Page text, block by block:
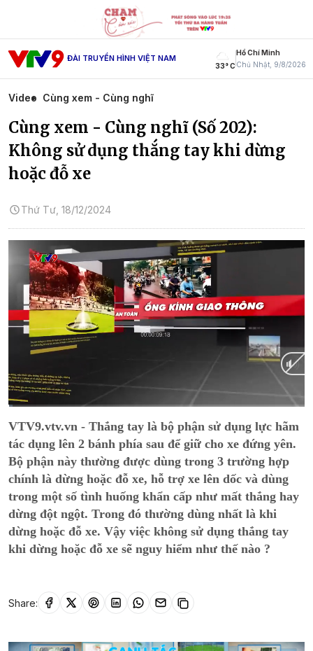
ĐÀI TRUYỀN HÌNH VIỆT NAM
33° C
Hồ Chí Minh
Chủ Nhật, 9/8/2026
Video Cùng xem - Cùng nghĩ
Cùng xem - Cùng nghĩ (Số 202):
Không sử dụng thắng tay khi dừng
hoặc đỗ xe
Thứ Tư, 18/12/2024
Time
VTV9.vtv.vn - Thắng tay là bộ phận sử dụng lực hãm
tác dụng lên 2 bánh phía sau để giữ cho xe đứng yên.
Bộ phận này thường được dùng trong 3 trường hợp
chính là dừng hoặc đỗ xe, hỗ trợ xe lên dốc và dùng
trong một số tình huống khẩn cấp như mất thắng hay
dừng đột ngột. Trong đó thường dùng nhất là khi
dừng hoặc đỗ xe. Vậy việc không sử dụng thắng tay
khi dừng hoặc đỗ xe sẽ nguy hiểm như thế nào ?
Share: